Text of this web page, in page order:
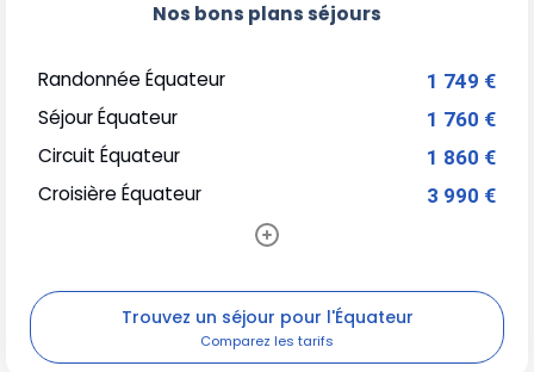
Nos bons plans séjours
Randonnée Équateur 1 749 €
Séjour Équateur 1 760 €
Circuit Équateur 1 860 €
Croisière Équateur 3 990 €
Trouvez un séjour pour l'Équateur